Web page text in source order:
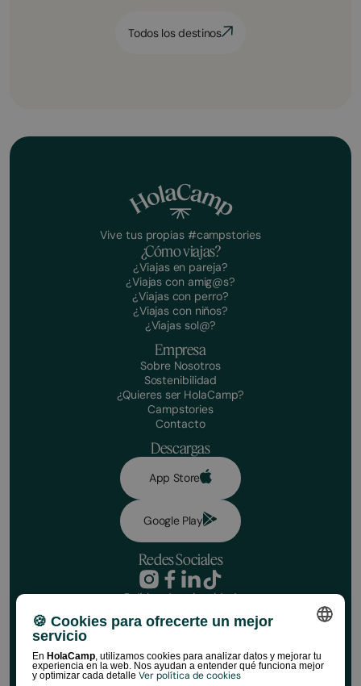
Todos los destinos
Vive tus propias #campstories
¿Cómo viajas?
¿Viajas en pareja?
¿Viajas con amig@s?
¿Viajas con perro?
¿Viajas con niños?
¿Viajas sol@?
Empresa
Sobre Nosotros
Sostenibilidad
¿Quieres ser HolaCamp?
Campstories
Contacto
Descargas
App Store
Google Play
Redes Sociales
Política de privacidad
Aviso legal
Política de cookies
Normativa de Tiendas HolaCamp
SPANISH
🍪 Cookies para ofrecerte un mejor
servicio
En HolaCamp, utilizamos cookies para analizar datos y mejorar tu
experiencia en la web. Nos ayudan a entender qué funciona mejor
y optimizar cada detalle Ver política de cookies